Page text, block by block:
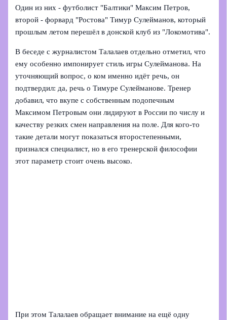
Один из них - футболист "Балтики" Максим Петров,
второй - форвард "Ростова" Тимур Сулейманов, который
прошлым летом перешёл в донской клуб из "Локомотива".
В беседе с журналистом Талалаев отдельно отметил, что
ему особенно импонирует стиль игры Сулейманова. На
уточняющий вопрос, о ком именно идёт речь, он
подтвердил: да, речь о Тимуре Сулейманове. Тренер
добавил, что вкупе с собственным подопечным
Максимом Петровым они лидируют в России по числу и
качеству резких смен направления на поле. Для кого-то
такие детали могут показаться второстепенными,
признался специалист, но в его тренерской философии
этот параметр стоит очень высоко.
При этом Талалаев обращает внимание на ещё одну